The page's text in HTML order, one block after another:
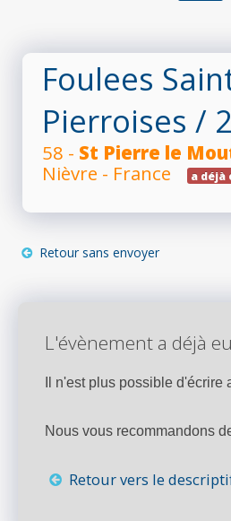
Foulees
Pierroises /
58 - St Pierre le
Nièvre - France
a déjà
Retour sans envoyer
L'évènement a déjà
Il n'est plus possible
Nous vous recommandons
Retour vers le